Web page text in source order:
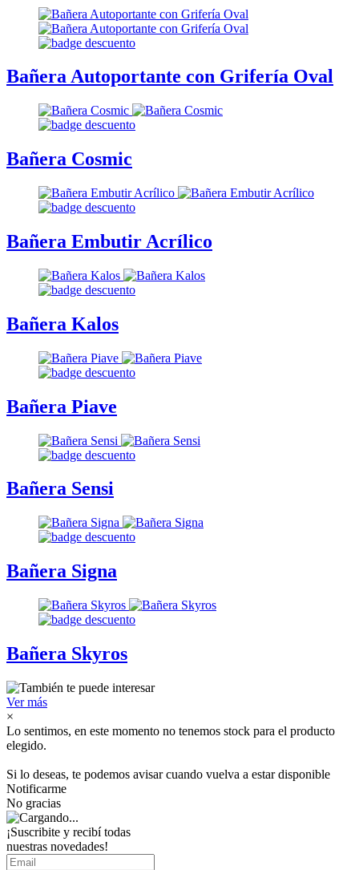
Bañera Autoportante con Grifería Oval
Bañera Cosmic
Bañera Embutir Acrílico
Bañera Kalos
Bañera Piave
Bañera Sensi
Bañera Signa
Bañera Skyros
Ver más
×
Lo sentimos, en este momento no tenemos stock para el producto
elegido.
Si lo deseas, te podemos avisar cuando vuelva a estar disponible
Notificarme
No gracias
¡Suscribite y recibí todas
nuestras novedades!